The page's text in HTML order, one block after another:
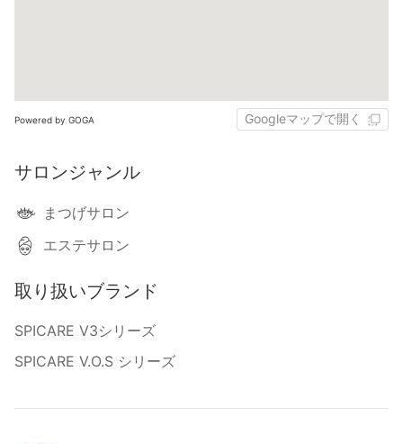
Powered by GOGA Googleマップで開く
サロンジャンル
まつげサロン
エステサロン
取り扱いブランド
SPICARE V3シリーズ
SPICARE V.O.S シリーズ